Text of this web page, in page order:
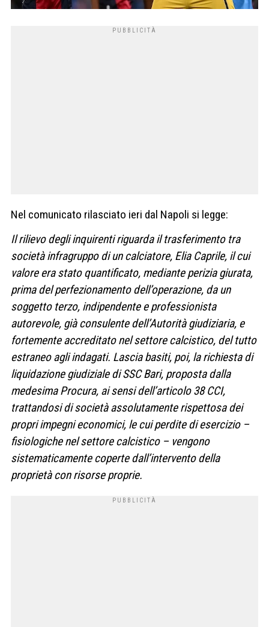
Nel comunicato rilasciato ieri dal Napoli si legge:
Il rilievo degli inquirenti riguarda il trasferimento tra
società infragruppo di un calciatore, Elia Caprile, il cui
valore era stato quantificato, mediante perizia giurata,
prima del perfezionamento dell’operazione, da un
soggetto terzo, indipendente e professionista
autorevole, già consulente dell’Autorità giudiziaria, e
fortemente accreditato nel settore calcistico, del tutto
estraneo agli indagati. Lascia basiti, poi, la richiesta di
liquidazione giudiziale di SSC Bari, proposta dalla
medesima Procura, ai sensi dell’articolo 38 CCI,
trattandosi di società assolutamente rispettosa dei
propri impegni economici, le cui perdite di esercizio –
fisiologiche nel settore calcistico – vengono
sistematicamente coperte dall’intervento della
proprietà con risorse proprie.